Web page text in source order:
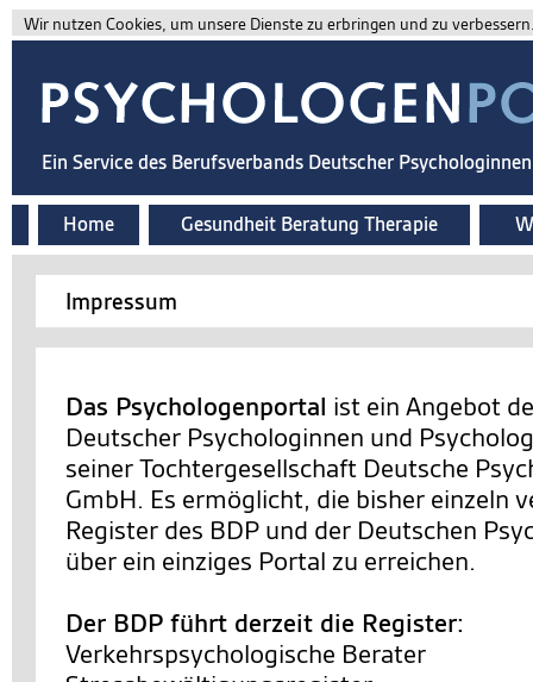
Wir nutzen Cookies, um unsere Dienste zu erbringen und zu
Ein Service des Berufsverbands Deutscher
Home Gesundheit Beratung Therapie
Impressum
Das Psychologenportal ist ein Angebot
Deutscher Psychologinnen und
seiner Tochtergesellschaft Deutsche
GmbH. Es ermöglicht, die bisher einzeln
Register des BDP und der Deutschen
über ein einziges Portal zu erreichen.
Der BDP führt derzeit die Register:
Verkehrspsychologische Berater